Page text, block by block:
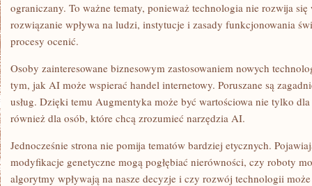
ograniczany. To ważne tematy, ponieważ technologia nie rozwija
rozwiązanie wpływa na ludzi, instytucje i zasady funkcjonowania
procesy ocenić.
Osoby zainteresowane biznesowym zastosowaniem nowych
tym, jak AI może wspierać handel internetowy. Poruszane są
usług. Dzięki temu Augmentyka może być wartościowa nie tylko
również dla osób, które chcą zrozumieć narzędzia AI.
Jednocześnie strona nie pomija tematów bardziej etycznych.
modyfikacje genetyczne mogą pogłębiać nierówności, czy roboty
algorytmy wpływają na nasze decyzje i czy rozwój technologii